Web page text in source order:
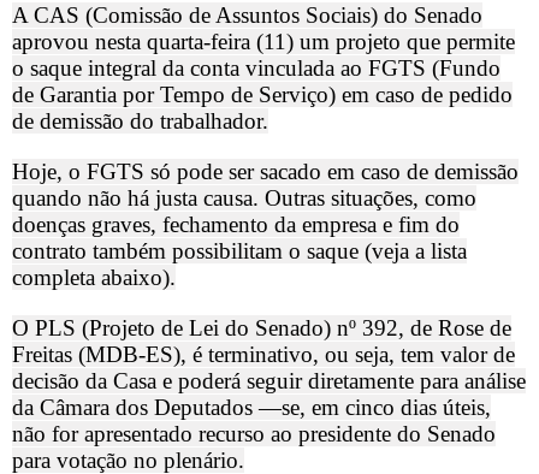
A CAS (Comissão de Assuntos Sociais) do Senado
aprovou nesta quarta-feira (11) um projeto que permite
o saque integral da conta vinculada ao FGTS (Fundo
de Garantia por Tempo de Serviço) em caso de pedido
de demissão do trabalhador.
Hoje, o FGTS só pode ser sacado em caso de demissão
quando não há justa causa. Outras situações, como
doenças graves, fechamento da empresa e fim do
contrato também possibilitam o saque (veja a lista
completa abaixo).
O PLS (Projeto de Lei do Senado) nº 392, de Rose de
Freitas (MDB-ES), é terminativo, ou seja, tem valor de
decisão da Casa e poderá seguir diretamente para análise
da Câmara dos Deputados —se, em cinco dias úteis,
não for apresentado recurso ao presidente do Senado
para votação no plenário.